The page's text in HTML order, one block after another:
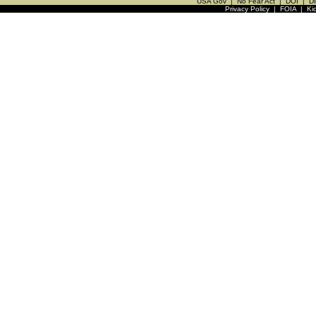
Privacy Policy| FOIA|